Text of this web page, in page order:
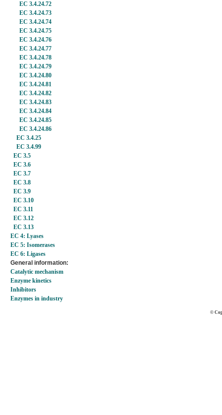
EC 3.4.24.72
EC 3.4.24.73
EC 3.4.24.74
EC 3.4.24.75
EC 3.4.24.76
EC 3.4.24.77
EC 3.4.24.78
EC 3.4.24.79
EC 3.4.24.80
EC 3.4.24.81
EC 3.4.24.82
EC 3.4.24.83
EC 3.4.24.84
EC 3.4.24.85
EC 3.4.24.86
EC 3.4.25
EC 3.4.99
EC 3.5
EC 3.6
EC 3.7
EC 3.8
EC 3.9
EC 3.10
EC 3.11
EC 3.12
EC 3.13
EC 4: Lyases
EC 5: Isomerases
EC 6: Ligases
General information:
Catalytic mechanism
Enzyme kinetics
Inhibitors
Enzymes in industry
©